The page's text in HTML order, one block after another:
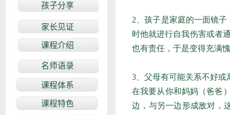
2、孩子是家庭的一面镜
时他就进行自我伤害或者
也有责任，于是变得充满
3、父母有可能关系不好
在我要从你和妈妈（爸爸
边，与另一边形成敌对，